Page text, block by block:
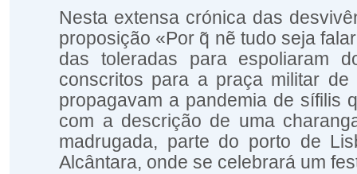
Nesta extensa crónica das
proposição «Por q̃ nẽ tudo seja
das toleradas para espoliaram
conscritos para a praça militar
propagavam a pandemia de sífilis
com a descrição de uma
madrugada, parte do porto de
Alcântara, onde se celebrará um